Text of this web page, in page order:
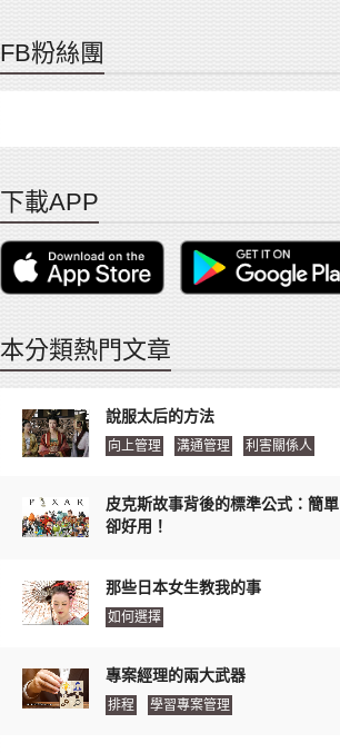
FB粉絲團
下載APP
本分類熱門文章
說服太后的方法
向上管理 溝通管理 利害關係人
皮克斯故事背後的標準公式：簡單
卻好用！
那些日本女生教我的事
如何選擇
專案經理的兩大武器
排程 學習專案管理